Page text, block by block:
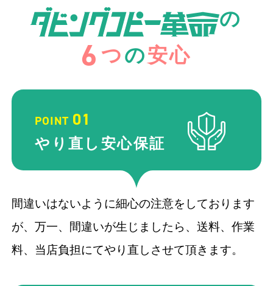
の
6 つの安心
POINT 01
やり直し 安心保証
間違いはないように細心の注意をしております
が、万一、間違いが生じましたら、送料、作業
料、当店負担にてやり直しさせて頂きます。